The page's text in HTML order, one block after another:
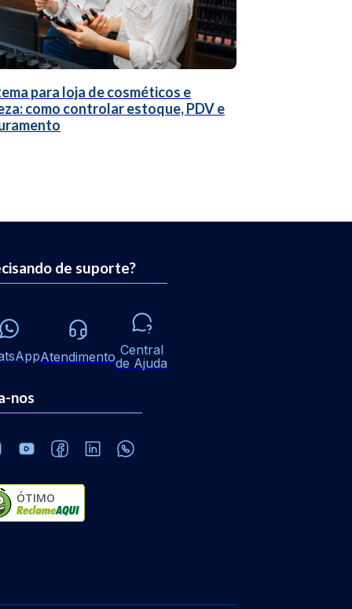
para loja de cosméticos e
como controlar estoque, PDV e
de suporte?
Atendimento Central
de Ajuda
nos
ÓTIMO